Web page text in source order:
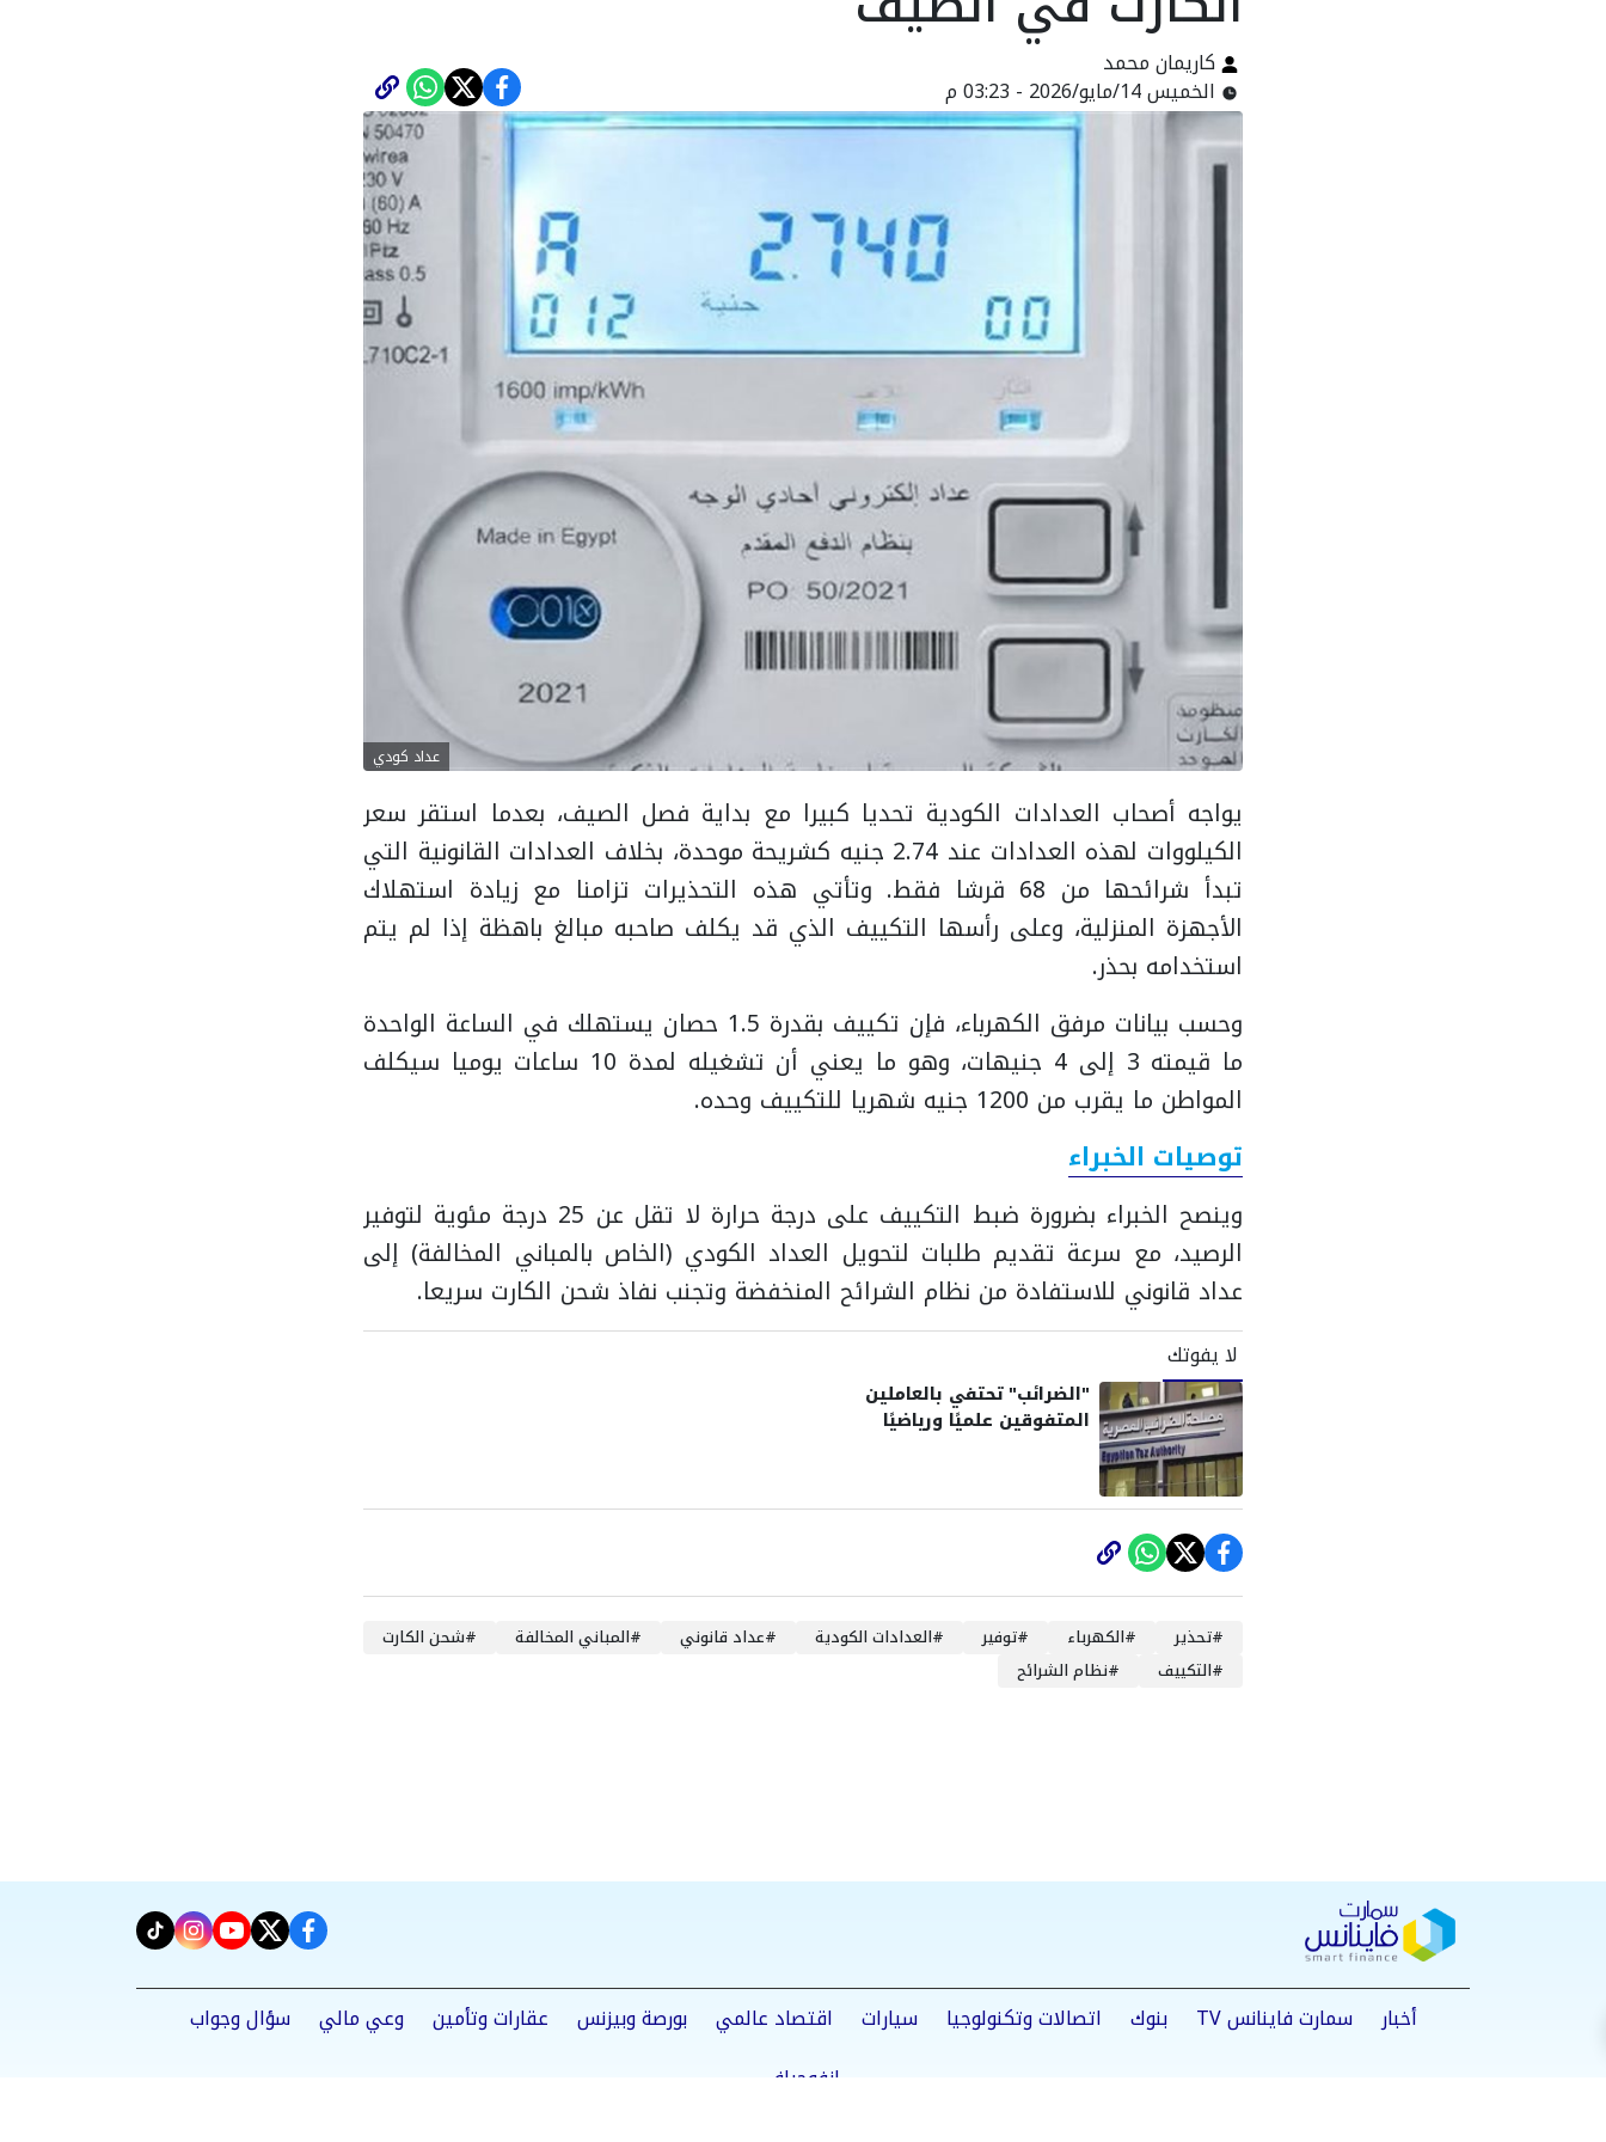
كاريمان محمد
الخميس 14/مايو/2026 - 03:23 م
عداد كودي
يواجه أصحاب العدادات الكودية تحديا كبيرا مع بداية فصل الصيف، بعدما استقر سعر
الكيلووات لهذه العدادات عند 2.74 جنيه كشريحة موحدة، بخلاف العدادات القانونية التي
تبدأ شرائحها من 68 قرشا فقط. وتأتي هذه التحذيرات تزامنا مع زيادة استهلاك
الأجهزة المنزلية، وعلى رأسها التكييف الذي قد يكلف صاحبه مبالغ باهظة إذا لم يتم
استخدامه بحذر.
وحسب بيانات مرفق الكهرباء، فإن تكييف بقدرة 1.5 حصان يستهلك في الساعة الواحدة
ما قيمته 3 إلى 4 جنيهات، وهو ما يعني أن تشغيله لمدة 10 ساعات يوميا سيكلف
المواطن ما يقرب من 1200 جنيه شهريا للتكييف وحده.
توصيات الخبراء
وينصح الخبراء بضرورة ضبط التكييف على درجة حرارة لا تقل عن 25 درجة مئوية لتوفير
الرصيد، مع سرعة تقديم طلبات لتحويل العداد الكودي (الخاص بالمباني المخالفة) إلى
عداد قانوني للاستفادة من نظام الشرائح المنخفضة وتجنب نفاذ شحن الكارت سريعا.
لا يفوتك
"الضرائب" تحتفي بالعاملين
المتفوقين علميًا ورياضيًا
#تحذير #الكهرباء #توفير #العدادات الكودية #عداد قانوني #المباني المخالفة #شحن الكارت
#التكييف #نظام الشرائح
facebook
twitter
youtube
instagram
tiktok
أخبار سمارت فاينانس TV بنوك اتصالات وتكنولوجيا سيارات اقتصاد عالمي بورصة وبيزنس عقارات وتأمين وعي مالي
سؤال وجواب
إنفوجراف